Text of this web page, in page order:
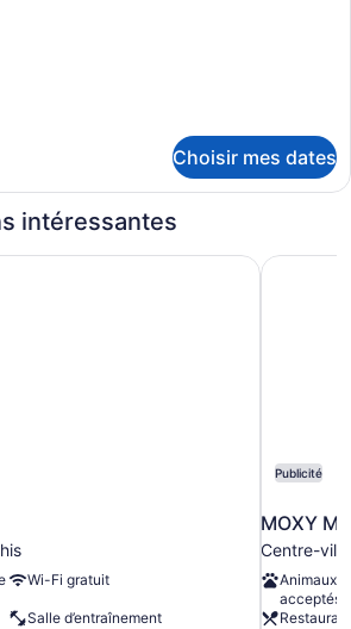
Choisir mes dates
intéressantes
Wi-Fi gratuit
Salle d’entraînement
Publicité
MOXY
Centre-
Animaux
acceptés
Restaurant
MOXY